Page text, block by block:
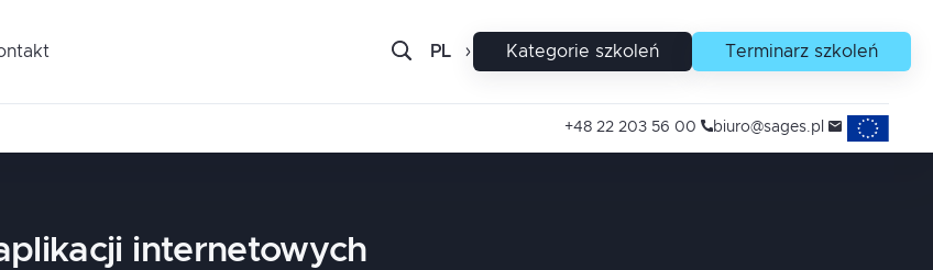
PL EN Kategorie szkoleń Terminarz szkoleń
+48 22 203 56 00 biuro@sages.pl Projekty
internetowych